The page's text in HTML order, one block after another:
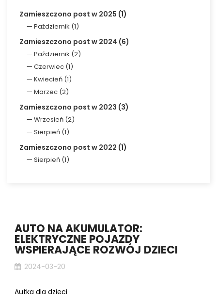
Zamieszczono post w 2025 (1)
Październik (1)
Zamieszczono post w 2024 (6)
Październik (2)
Czerwiec (1)
Kwiecień (1)
Marzec (2)
Zamieszczono post w 2023 (3)
Wrzesień (2)
Sierpień (1)
Zamieszczono post w 2022 (1)
Sierpień (1)
AUTO NA AKUMULATOR:
ELEKTRYCZNE POJAZDY
WSPIERAJĄCE ROZWÓJ DZIECI
2024-03-20
Autka dla dzieci